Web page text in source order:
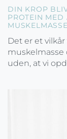
DIN KROP
PROTEIN MED
MUSKELMASSE
Det er et
muskelmasse
uden, at vi